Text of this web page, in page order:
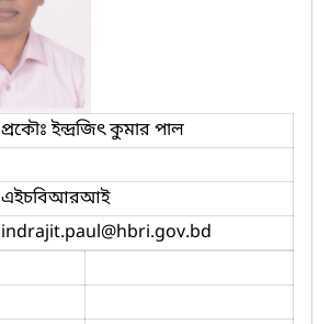
প্রকৌঃ ইন্দ্রজিৎ কুমার পাল
এইচবিআরআই
indrajit.paul@hbri.gov.bd